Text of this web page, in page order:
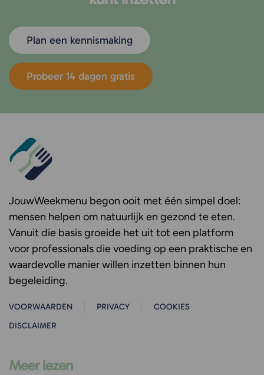
Plan een kennismaking
Probeer 14 dagen gratis
JouwWeekmenu begon ooit met één simpel doel:
mensen helpen om natuurlijk en gezond te eten.
Vanuit die basis groeide het uit tot een platform
voor professionals die voeding op een praktische en
waardevolle manier willen inzetten binnen hun
begeleiding.
VOORWAARDEN PRIVACY
COOKIES
DISCLAIMER
Meer lezen